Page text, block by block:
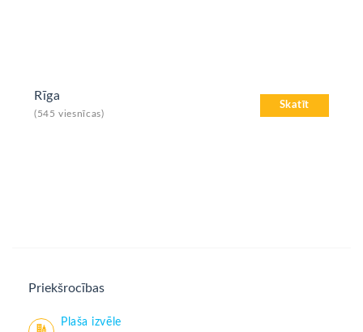
Skatīt
Rīga
(545 viesnīcas)
Priekšrocības
Plaša izvēle